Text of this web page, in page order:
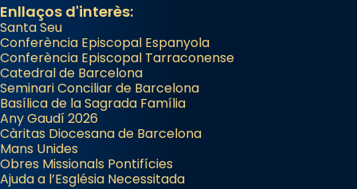
Enllaços d'interès:
Santa Seu
Conferència Episcopal Espanyola
Conferència Episcopal Tarraconense
Catedral de Barcelona
Seminari Conciliar de Barcelona
Basílica de la Sagrada Família
Any Gaudí 2026
Càritas Diocesana de Barcelona
Mans Unides
Obres Missionals Pontifícies
Ajuda a l’Església Necessitada